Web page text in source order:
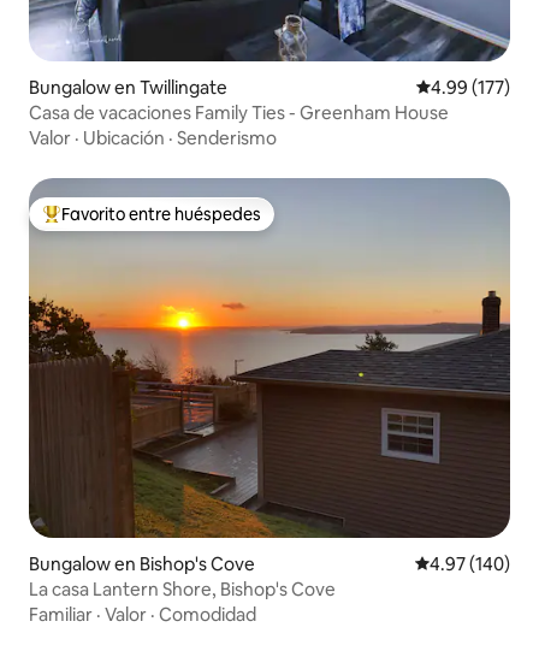
Bungalow en Twillingate Calificación
4.99 (177)
Casa de vacaciones Family Ties - Greenham House
Valor · Ubicación · Senderismo
De los mejores en Favorito entre huéspedes
Favorito entre huéspedes
Bungalow en Bishop's Cove Calificación
4.97 (140)
La casa Lantern Shore, Bishop's Cove
Familiar · Valor · Comodidad